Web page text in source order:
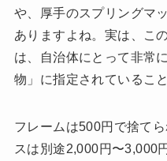
や、厚手のスプリングマ
ありますよね。実は、こ
は、自治体にとって非常
物」に指定されているこ
フレームは500円で捨て
スは別途2,000円〜3,000